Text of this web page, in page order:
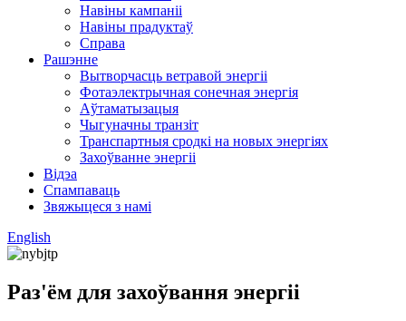
Навіны кампаніі
Навіны прадуктаў
Справа
Рашэнне
Вытворчасць ветравой энергіі
Фотаэлектрычная сонечная энергія
Аўтаматызацыя
Чыгуначны транзіт
Транспартныя сродкі на новых энергіях
Захоўванне энергіі
Відэа
Спампаваць
Звяжыцеся з намі
English
Раз'ём для захоўвання энергіі